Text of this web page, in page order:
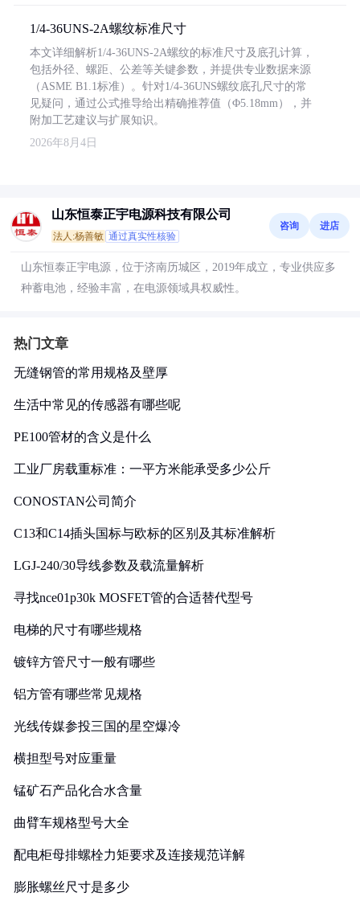
1/4-36UNS-2A螺纹标准尺寸
本文详细解析1/4-36UNS-2A螺纹的标准尺寸及底孔计算，
包括外径、螺距、公差等关键参数，并提供专业数据来源
（ASME B1.1标准）。针对1/4-36UNS螺纹底孔尺寸的常
见疑问，通过公式推导给出精确推荐值（Φ5.18mm），并
附加工艺建议与扩展知识。
2026年8月4日
山东恒泰正宇电源科技有限公司
法人:杨善敏 通过真实性核验
咨询 进店
山东恒泰正宇电源，位于济南历城区，2019年成立，专业供应多
种蓄电池，经验丰富，在电源领域具权威性。
热门文章
无缝钢管的常用规格及壁厚
生活中常见的传感器有哪些呢
PE100管材的含义是什么
工业厂房载重标准：一平方米能承受多少公斤
CONOSTAN公司简介
C13和C14插头国标与欧标的区别及其标准解析
LGJ-240/30导线参数及载流量解析
寻找nce01p30k MOSFET管的合适替代型号
电梯的尺寸有哪些规格
镀锌方管尺寸一般有哪些
铝方管有哪些常见规格
光线传媒参投三国的星空爆冷
横担型号对应重量
锰矿石产品化合水含量
曲臂车规格型号大全
配电柜母排螺栓力矩要求及连接规范详解
膨胀螺丝尺寸是多少